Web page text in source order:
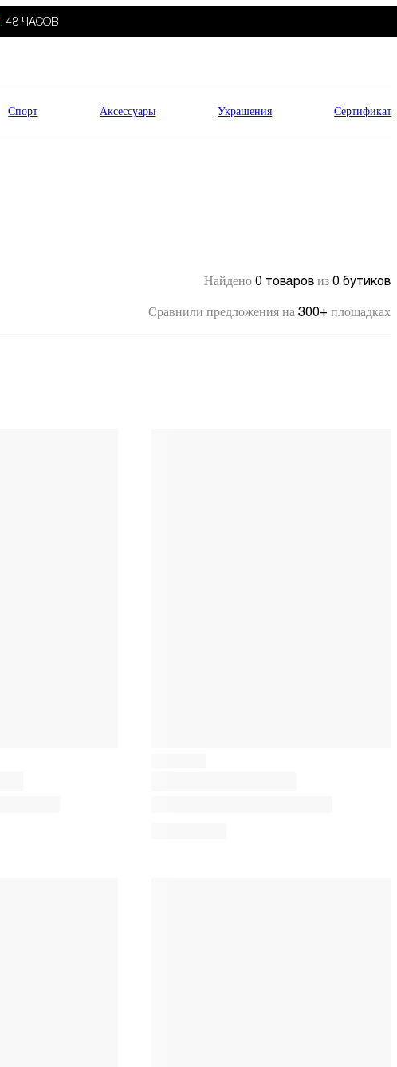
48 ЧАСОВ
Спорт Аксессуары Украшения Сертификат
Найдено 0 товаров из 0 бутиков
Сравнили предложения на 300+ площадках